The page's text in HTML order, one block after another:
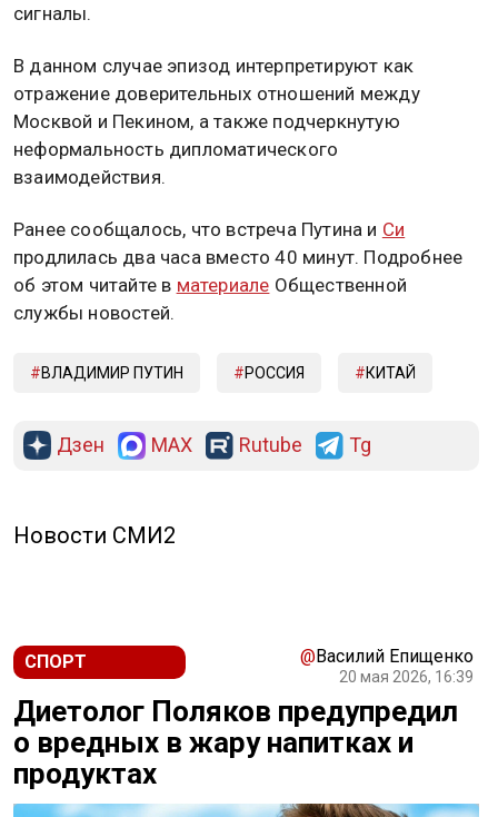
сигналы.
В данном случае эпизод интерпретируют как
отражение доверительных отношений между
Москвой и Пекином, а также подчеркнутую
неформальность дипломатического
взаимодействия.
Ранее сообщалось, что встреча Путина и Си
продлилась два часа вместо 40 минут. Подробнее
об этом читайте в материале Общественной
службы новостей.
ВЛАДИМИР ПУТИН РОССИЯ КИТАЙ
Дзен MAX Rutube Tg
Новости СМИ2
СПОРТ @Василий Епищенко
20 мая 2026, 16:39
Диетолог Поляков предупредил
о вредных в жару напитках и
продуктах